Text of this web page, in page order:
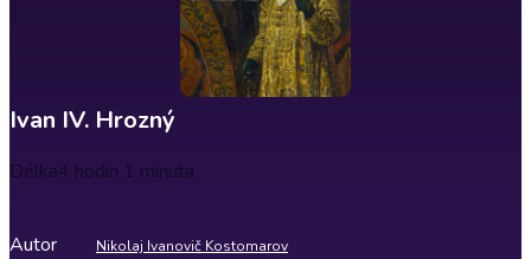
Ivan IV. Hrozný
Délka4 hodin 1 minuta
Autor Nikolaj Ivanovič Kostomarov